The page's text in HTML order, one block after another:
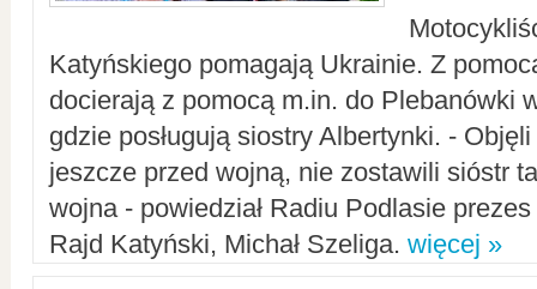
Katyńskiego pomagają Ukrainie. Z
docierają z pomocą m.in. do Plebanówki
gdzie posługują siostry Albertynki. -
jeszcze przed wojną, nie zostawili sióstr
wojna - powiedział Radiu Podlasie
Rajd Katyński, Michał Szeliga. więcej »